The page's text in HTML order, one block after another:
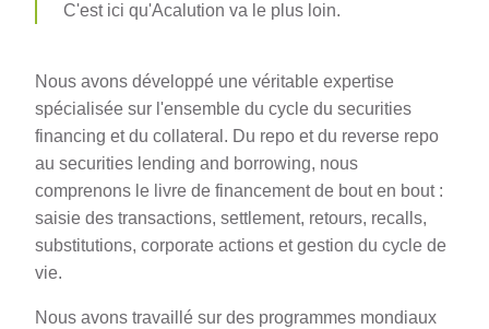
C'est ici qu'Acalution va le plus loin.
Nous avons développé une véritable expertise
spécialisée sur l'ensemble du cycle du securities
financing et du collateral. Du repo et du reverse repo
au securities lending and borrowing, nous
comprenons le livre de financement de bout en bout :
saisie des transactions, settlement, retours, recalls,
substitutions, corporate actions et gestion du cycle de
vie.
Nous avons travaillé sur des programmes mondiaux